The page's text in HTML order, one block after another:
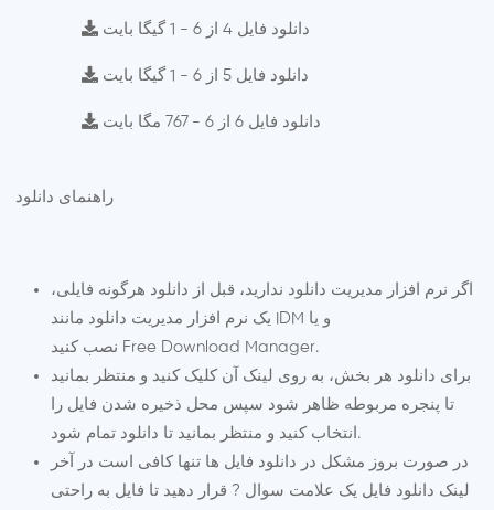
دانلود فایل 4 از 6 - 1 گیگا بایت
دانلود فایل 5 از 6 - 1 گیگا بایت
دانلود فایل 6 از 6 - 767 مگا بایت
راهنمای دانلود
اگر نرم افزار مدیریت دانلود ندارید، قبل از دانلود هرگونه فایلی،
یک نرم افزار مدیریت دانلود مانند IDM و یا
Free Download Managerنصب کنید.
برای دانلود هر بخش، به روی لینک آن کلیک کنید و منتظر بمانید
تا پنجره مربوطه ظاهر شود سپس محل ذخیره شدن فایل را
انتخاب کنید و منتظر بمانید تا دانلود تمام شود.
در صورت بروز مشکل در دانلود فایل ها تنها کافی است در آخر
لینک دانلود فایل یک علامت سوال ? قرار دهید تا فایل به راحتی